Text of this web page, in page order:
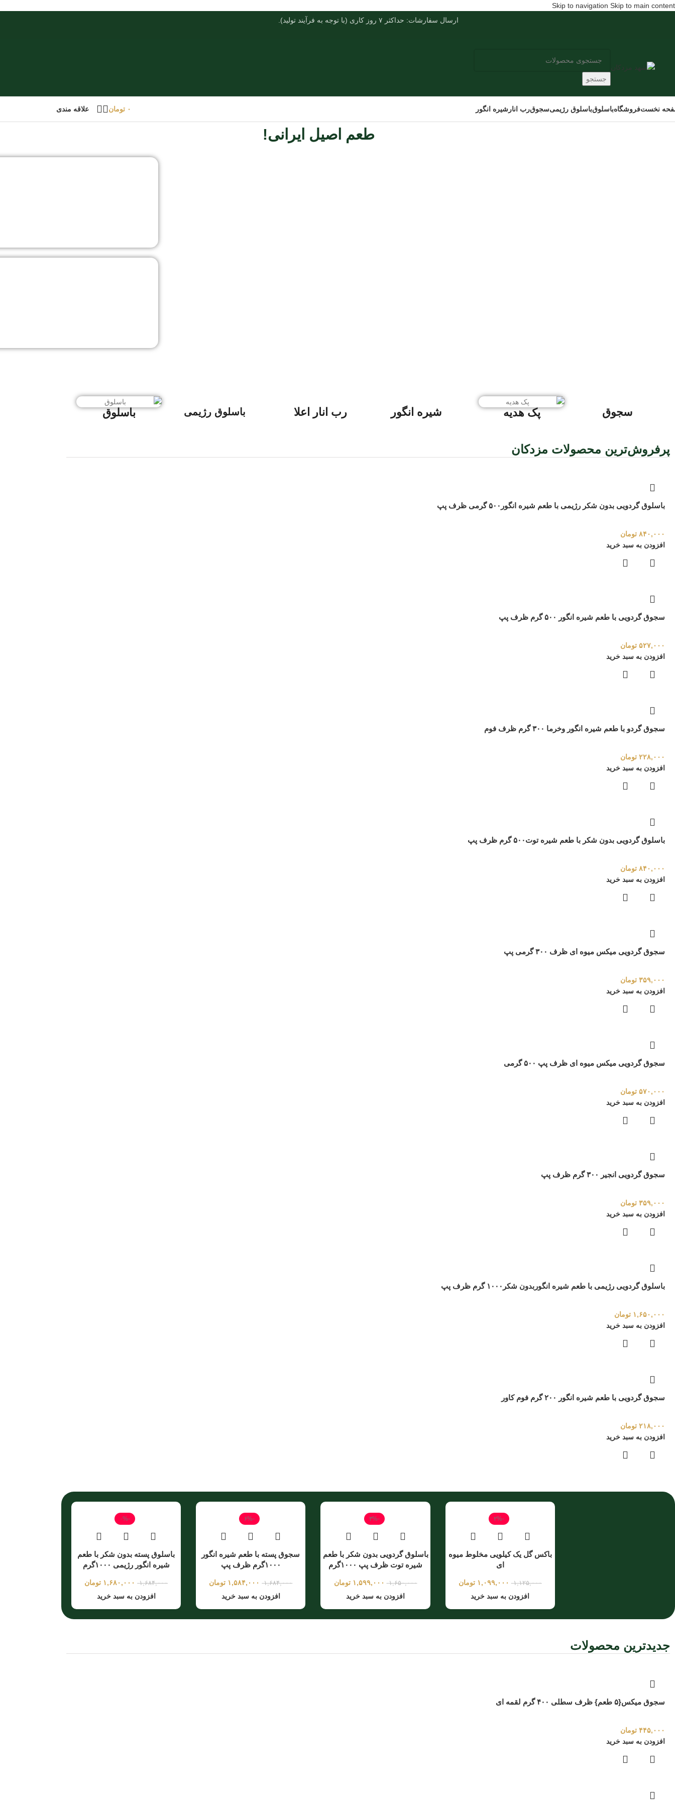
Skip to navigation Skip to main content
ارسال سفارشات: حداکثر ۷ روز کاری (با توجه به فرآیند تولید).
جستجو
نخستفروشگاهباسلوقباسلوق رژیمیسجوقرب انار شیره انگور ۰ تومان علاقه مندی
طعم اصیل ایرانی!
سجوق پک هدیه شیره انگور رب انار اعلا باسلوق رژیمی باسلوق
پرفروش‌ترین محصولات مزدکان
باسلوق گردویی بدون شکر رژیمی با طعم شیره انگور۵۰۰ گرمی ظرف پپ
۸۴۰,۰۰۰ تومان
افزودن به سبد خرید
سجوق گردویی با طعم شیره انگور ۵۰۰ گرم ظرف پپ
۵۲۷,۰۰۰ تومان
افزودن به سبد خرید
سجوق گردو با طعم شیره انگور وخرما ۳۰۰ گرم ظرف فوم
۲۲۸,۰۰۰ تومان
افزودن به سبد خرید
باسلوق گردویی بدون شکر با طعم شیره توت۵۰۰ گرم ظرف پپ
۸۴۰,۰۰۰ تومان
افزودن به سبد خرید
سجوق گردویی میکس میوه ای ظرف ۳۰۰ گرمی پپ
۳۵۹,۰۰۰ تومان
افزودن به سبد خرید
سجوق گردویی میکس میوه ای ظرف پپ ۵۰۰ گرمی
۵۷۰,۰۰۰ تومان
افزودن به سبد خرید
سجوق گردویی انجیر ۳۰۰ گرم ظرف پپ
۳۵۹,۰۰۰ تومان
افزودن به سبد خرید
باسلوق گردویی رژیمی با طعم شیره انگوربدون شکر۱۰۰۰ گرم ظرف پپ
۱,۶۵۰,۰۰۰ تومان
افزودن به سبد خرید
سجوق گردویی با طعم شیره انگور ۲۰۰ گرم فوم کاور
۲۱۸,۰۰۰ تومان
افزودن به سبد خرید
-۲%
باکس گل یک کیلویی مخلوط میوه
ای
۱,۱۲۵,۰۰۰ ۱,۰۹۹,۰۰۰ تومان
افزودن به سبد خرید
-۳%
باسلوق گردویی بدون شکر با طعم
شیره توت ظرف پپ ۱۰۰۰گرم
۱,۶۵۰,۰۰۰ ۱,۵۹۹,۰۰۰ تومان
افزودن به سبد خرید
-۶%
سجوق پسته با طعم شیره انگور
۱۰۰۰گرم ظرف پپ
۱,۶۸۴,۰۰۰ ۱,۵۸۴,۰۰۰ تومان
افزودن به سبد خرید
-۰%
باسلوق پسته بدون شکر با طعم
شیره انگور رژیمی ۱۰۰۰گرم
۱,۶۸۴,۰۰۰ ۱,۶۸۰,۰۰۰ تومان
افزودن به سبد خرید
جدیدترین محصولات
سجوق میکس{۵ طعم} ظرف سطلی ۴۰۰ گرم لقمه ای
۴۴۵,۰۰۰ تومان
افزودن به سبد خرید